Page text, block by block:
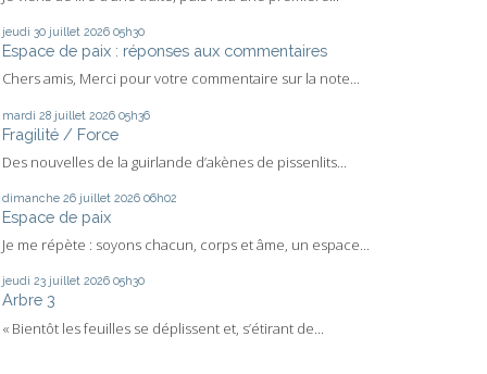
jeudi 30 juillet 2026 05h30
Espace de paix : réponses aux commentaires
Chers amis, Merci pour votre commentaire sur la note...
mardi 28 juillet 2026 05h36
Fragilité / Force
Des nouvelles de la guirlande d’akènes de pissenlits...
dimanche 26 juillet 2026 06h02
Espace de paix
Je me répète : soyons chacun, corps et âme, un espace...
jeudi 23 juillet 2026 05h30
Arbre 3
« Bientôt les feuilles se déplissent et, s’étirant de...